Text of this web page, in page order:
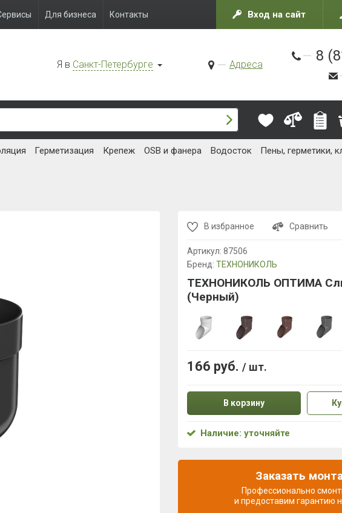
Для бизнеса Контакты Вход на сайт
Я в Санкт-Петербурге Адреса
8
Герметизация Крепеж OSB и фанера Водосток Пены, герметики,
В избранное Сравнить
Артикул: 87506
Бренд: ТЕХНОНИКОЛЬ
ТЕХНОНИКОЛЬ ОПТИМА
(Черный)
166 руб. / шт.
В корзину
Наличие: уточняйте
Заказать
Профессионально
и предоставим гарантию